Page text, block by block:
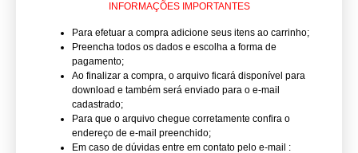
INFORMAÇÕES IMPORTANTES
Para efetuar a compra adicione seus itens ao carrinho;
Preencha todos os dados e escolha a forma de
pagamento;
Ao finalizar a compra, o arquivo ficará disponível para
download e também será enviado para o e-mail
cadastrado;
Para que o arquivo chegue corretamente confira o
endereço de e-mail preenchido;
Em caso de dúvidas entre em contato pelo e-mail :